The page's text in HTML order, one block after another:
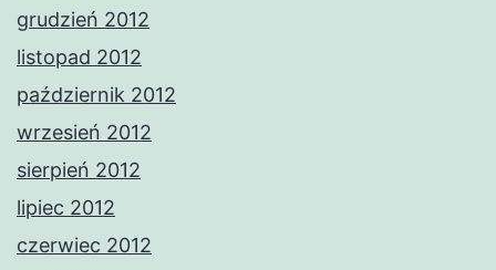
grudzień 2012
listopad 2012
październik 2012
wrzesień 2012
sierpień 2012
lipiec 2012
czerwiec 2012